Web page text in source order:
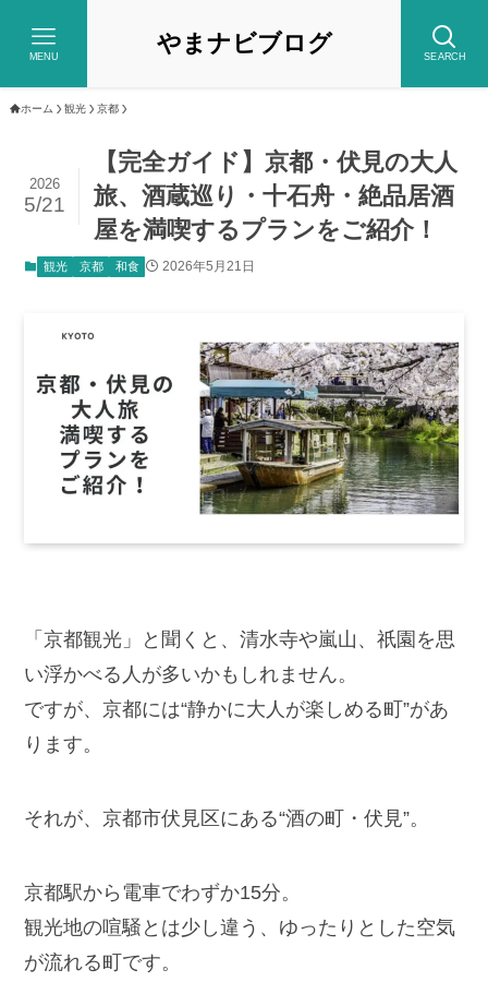
やまナビブログ SEARCH
MENU
ホーム 観光 京都
【完全ガイド】京都・伏見の大人
旅、酒蔵巡り・十石舟・絶品居酒
屋を満喫するプランをご紹介！
2026
5/21
観光 京都 和食 2026年5月21日
「京都観光」と聞くと、清水寺や嵐山、祇園を思
い浮かべる人が多いかもしれません。
ですが、京都には“静かに大人が楽しめる町”があ
ります。
それが、京都市伏見区にある“酒の町・伏見”。
京都駅から電車でわずか15分。
観光地の喧騒とは少し違う、ゆったりとした空気
が流れる町です。